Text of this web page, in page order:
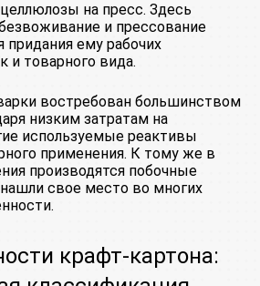
на пресс. Здесь
и прессование
придания ему рабочих
и товарного вида.
востребован большинством
низким затратам на
используемые реактивы
применения. К тому же в
производятся побочные
свое место во многих
крафт-картона: